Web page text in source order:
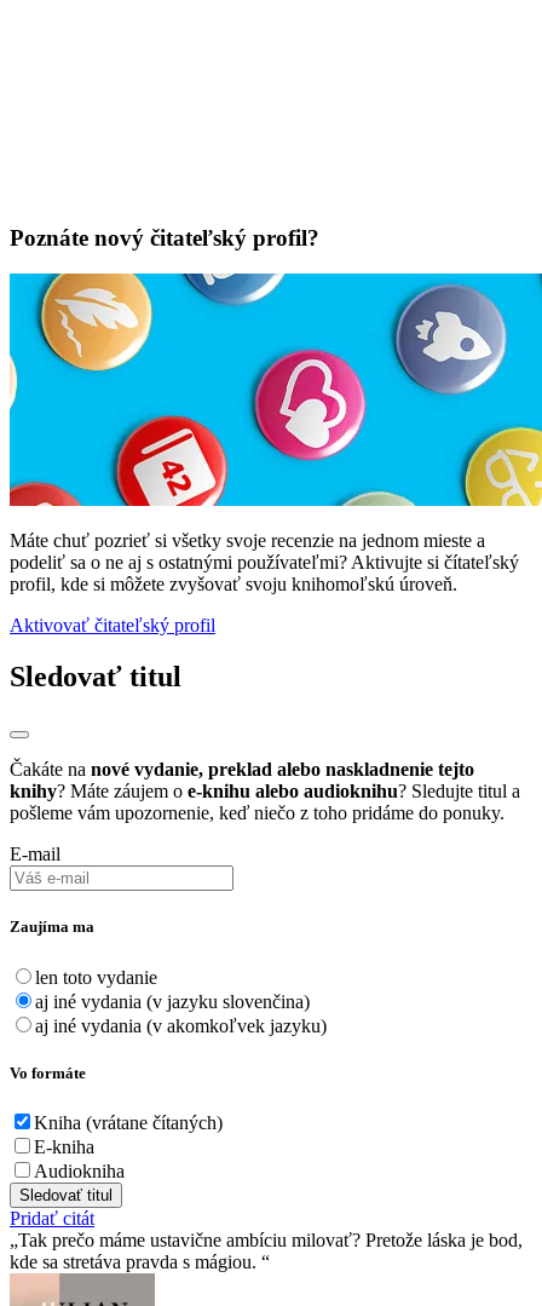
Poznáte nový čitateľský profil?
Máte chuť pozrieť si všetky svoje recenzie na jednom mieste a
podeliť sa o ne aj s ostatnými používateľmi? Aktivujte si čítateľský
profil, kde si môžete zvyšovať svoju knihomoľskú úroveň.
Aktivovať čitateľský profil
Sledovať titul
Čakáte na nové vydanie, preklad alebo naskladnenie tejto
knihy? Máte záujem o e-knihu alebo audioknihu? Sledujte titul a
pošleme vám upozornenie, keď niečo z toho pridáme do ponuky.
E-mail
Zaujíma ma
len toto vydanie
aj iné vydania (v jazyku slovenčina)
aj iné vydania (v akomkoľvek jazyku)
Vo formáte
Kniha (vrátane čítaných)
E-kniha
Audiokniha
Sledovať titul
Pridať citát
Tak prečo máme ustavične ambíciu milovať? Pretože láska je bod,
kde sa stretáva pravda s mágiou.